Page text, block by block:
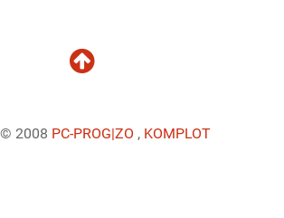
2008 PC-PROG|ZO , KOMPLOT